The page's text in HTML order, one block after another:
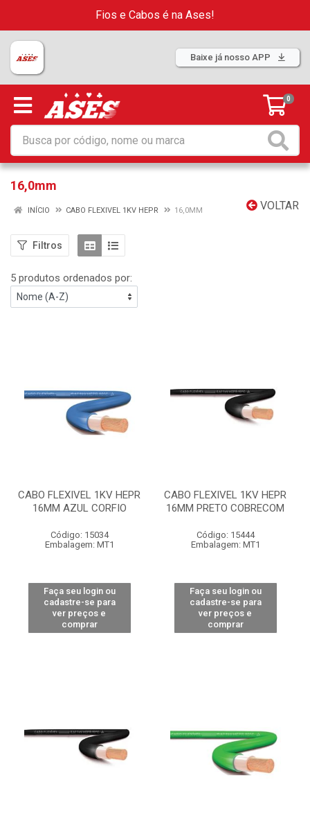
Fios e Cabos é na Ases!
Baixe já nosso APP
0
16,0mm
VOLTAR
INÍCIO CABO FLEXIVEL 1KV HEPR 16,0MM
Filtros
5 produtos ordenados por:
CABO FLEXIVEL 1KV HEPR
16MM AZUL CORFIO
Código: 15034
Embalagem: MT1
Faça seu login ou
cadastre-se para
ver preços e
comprar
CABO FLEXIVEL 1KV HEPR
16MM PRETO COBRECOM
Código: 15444
Embalagem: MT1
Faça seu login ou
cadastre-se para
ver preços e
comprar